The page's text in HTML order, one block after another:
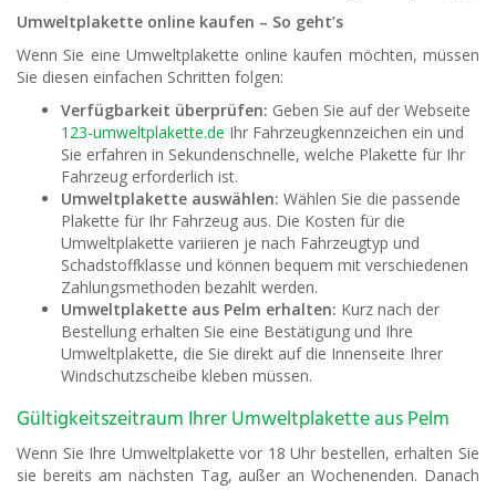
Umweltplakette online kaufen – So geht’s
Wenn Sie eine Umweltplakette online kaufen möchten, müssen
Sie diesen einfachen Schritten folgen:
Verfügbarkeit überprüfen: Geben Sie auf der Webseite
123-umweltplakette.de Ihr Fahrzeugkennzeichen ein und
Sie erfahren in Sekundenschnelle, welche Plakette für Ihr
Fahrzeug erforderlich ist.
Umweltplakette auswählen: Wählen Sie die passende
Plakette für Ihr Fahrzeug aus. Die Kosten für die
Umweltplakette variieren je nach Fahrzeugtyp und
Schadstoffklasse und können bequem mit verschiedenen
Zahlungsmethoden bezahlt werden.
Umweltplakette aus Pelm erhalten: Kurz nach der
Bestellung erhalten Sie eine Bestätigung und Ihre
Umweltplakette, die Sie direkt auf die Innenseite Ihrer
Windschutzscheibe kleben müssen.
Gültigkeitszeitraum Ihrer Umweltplakette aus Pelm
Wenn Sie Ihre Umweltplakette vor 18 Uhr bestellen, erhalten Sie
sie bereits am nächsten Tag, außer an Wochenenden. Danach